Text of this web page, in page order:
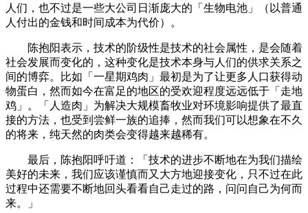
人们，也不过是一些大公司日渐庞大的「生物电池」（以普通
人付出的金钱和时间成本为代价）。
陈抱阳表示，技术的阶级性是技术的社会属性，是会随着
社会发展而变化的，这种变化是技术本身与人们的供求关系之
间的博弈。比如「一星期鸡肉」最初是为了让更多人口获得动
物蛋白，然而如今在富足的地区的受欢迎程度远远低于「走地
鸡」。「人造肉」为解决大规模畜牧业对环境影响提供了最直
接的方法，也受到尝鲜一族的追捧，然而我们可以想象在不久
的将来，纯天然的肉类会变得越来越稀有。
最后，陈抱阳呼吁道：「技术的进步不断地在为我们描绘
美好的未来，我们应该谨慎而又大方地迎接变化，只不过在此
过程中还需要不断地回头看看自己走过的路，问问自己为何而
来。」